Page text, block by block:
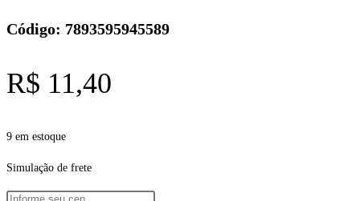
Código: 7893595945589
R$ 11,40
9 em estoque
Simulação de frete